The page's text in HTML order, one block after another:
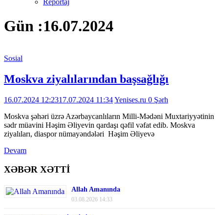
Reportaj
Gün :16.07.2024
Sosial
Moskva ziyalılarından başsağlığı
16.07.2024 12:2317.07.2024 11:34Yenises.ru 0 Şərh
Moskva şəhəri üzrə Azərbaycanlıların Milli-Mədəni Muxtariyyətinin
sədr müavini Həşim Əliyevin qardaşı qəfil vəfat edib. Moskva
ziyalıları, diaspor nümayəndələri Həşim Əliyevə
Devam
XƏBƏR XƏTTİ
Allah Amanında
03.08.2026 14:33